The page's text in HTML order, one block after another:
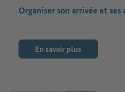
Organiser son arrivée et
En savoir plus